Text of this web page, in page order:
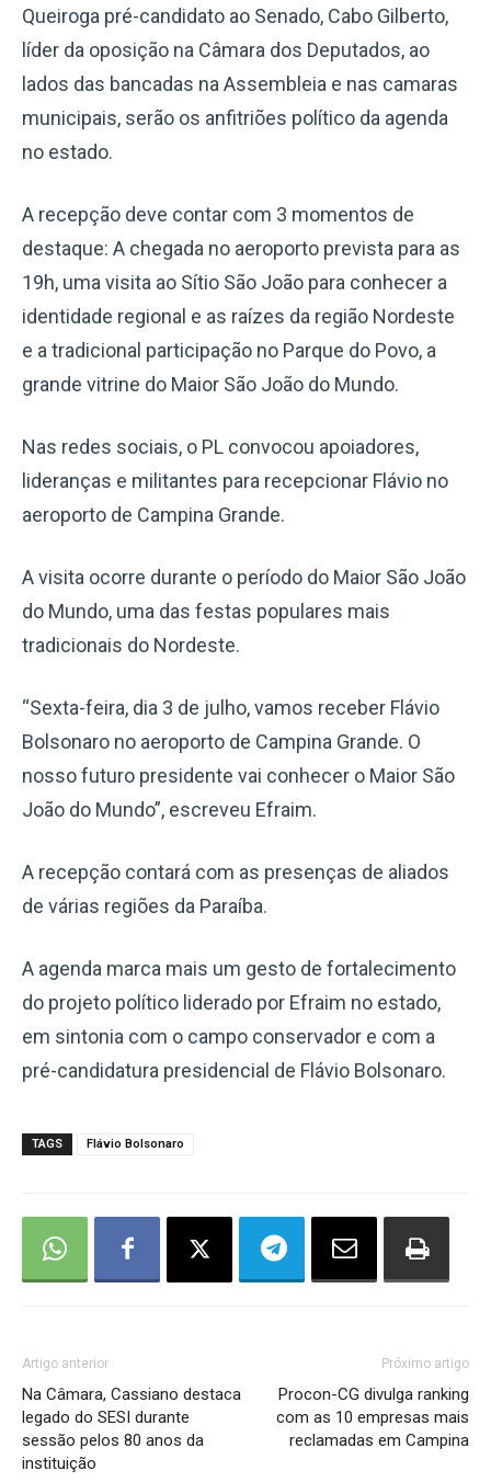
Queiroga pré-candidato ao Senado, Cabo Gilberto,
líder da oposição na Câmara dos Deputados, ao
lados das bancadas na Assembleia e nas camaras
municipais, serão os anfitriões político da agenda
no estado.
A recepção deve contar com 3 momentos de
destaque: A chegada no aeroporto prevista para as
19h, uma visita ao Sítio São João para conhecer a
identidade regional e as raízes da região Nordeste
e a tradicional participação no Parque do Povo, a
grande vitrine do Maior São João do Mundo.
Nas redes sociais, o PL convocou apoiadores,
lideranças e militantes para recepcionar Flávio no
aeroporto de Campina Grande.
A visita ocorre durante o período do Maior São João
do Mundo, uma das festas populares mais
tradicionais do Nordeste.
“Sexta-feira, dia 3 de julho, vamos receber Flávio
Bolsonaro no aeroporto de Campina Grande. O
nosso futuro presidente vai conhecer o Maior São
João do Mundo”, escreveu Efraim.
A recepção contará com as presenças de aliados
de várias regiões da Paraíba.
A agenda marca mais um gesto de fortalecimento
do projeto político liderado por Efraim no estado,
em sintonia com o campo conservador e com a
pré-candidatura presidencial de Flávio Bolsonaro.
TAGS Flávio Bolsonaro
Artigo anterior
Na Câmara, Cassiano destaca
legado do SESI durante
sessão pelos 80 anos da
instituição
Próximo artigo
Procon-CG divulga ranking
com as 10 empresas mais
reclamadas em Campina